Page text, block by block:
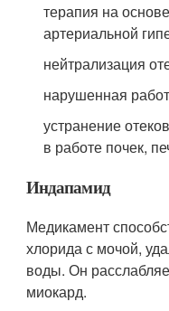
терапия на
артериальной
нейтрализация
нарушенная
устранение
в работе почек,
Индапамид
Медикамент
хлорида с мочой,
воды. Он
миокард.